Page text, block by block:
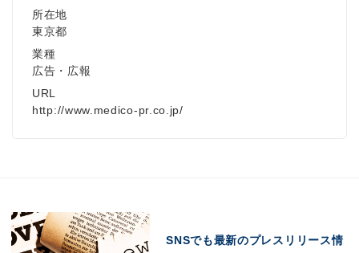
所在地
東京都
業種
広告・広報
URL
http://www.medico-pr.co.jp/
SNSでも最新のプレスリリース情